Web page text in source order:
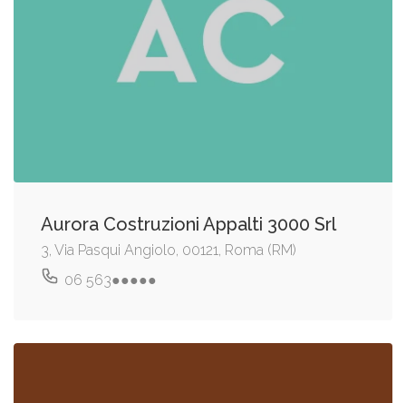
Aurora Costruzioni Appalti 3000 Srl
3, Via Pasqui Angiolo, 00121, Roma (RM)
06 563●●●●●